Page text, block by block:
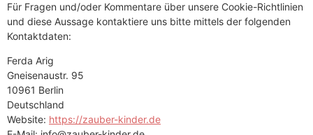
Für Fragen und/oder Kommentare über unsere Cookie-Richtlinien
und diese Aussage kontaktiere uns bitte mittels der folgenden
Kontaktdaten:
Ferda Arig
Gneisenaustr. 95
10961 Berlin
Deutschland
Website: https://zauber-kinder.de